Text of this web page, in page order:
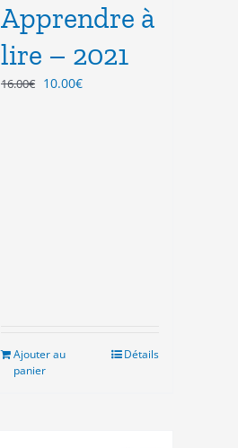
Apprendre à
lire – 2021
16.00€ Le
10.00€Le
Ajouter au
panier
Détails